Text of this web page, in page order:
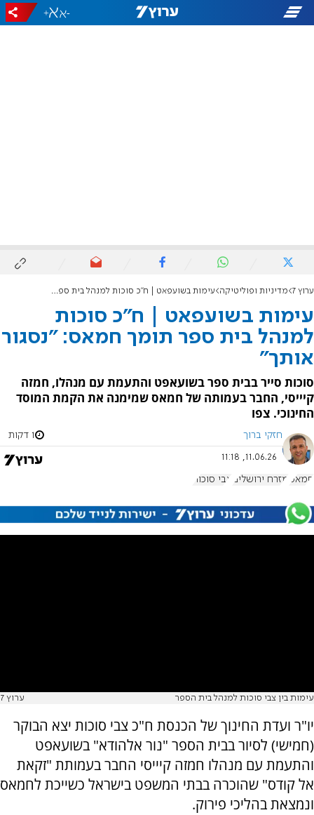
-
+
ערוץ 7 מדיניות ופוליטיקה עימות בשועפאט | ח"כ סוכות למנהל בית ספר תומך חמאס: "נסגור אותך"
עימות בשועפאט | ח"כ סוכות
למנהל בית ספר תומך חמאס: "נסגור
אותך"
סוכות סייר בבית ספר בשועאפט והתעמת עם מנהלו, חמזה
קיייסי, החבר בעמותה של חמאס שמימנה את הקמת המוסד
החינוכי. צפו
חזקי ברוך 1 דקות
11.06.26, 11:18
חמאס מזרח ירושלים צבי סוכות
עימות בין צבי סוכות למנהל בית הספר ערוץ 7
יו"ר ועדת החינוך של הכנסת ח"כ צבי סוכות יצא הבוקר
(חמישי) לסיור בבית הספר "נור אלהודא" בשועאפט
והתעמת עם מנהלו חמזה קיייסי החבר בעמותת "זקאת
אל קודס" שהוכרה בבתי המשפט בישראל כשייכת לחמאס
ונמצאת בהליכי פירוק.